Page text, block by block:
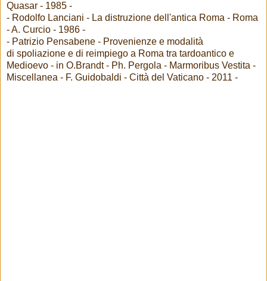
Quasar - 1985 -
- Rodolfo Lanciani - La distruzione dell'antica Roma - Roma
- A. Curcio - 1986 -
- Patrizio Pensabene - Provenienze e modalità
di spoliazione e di reimpiego a Roma tra tardoantico e
Medioevo - in O.Brandt - Ph. Pergola - Marmoribus Vestita -
Miscellanea - F. Guidobaldi - Città del Vaticano - 2011 -